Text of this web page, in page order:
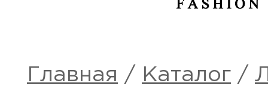
Главная / Каталог /